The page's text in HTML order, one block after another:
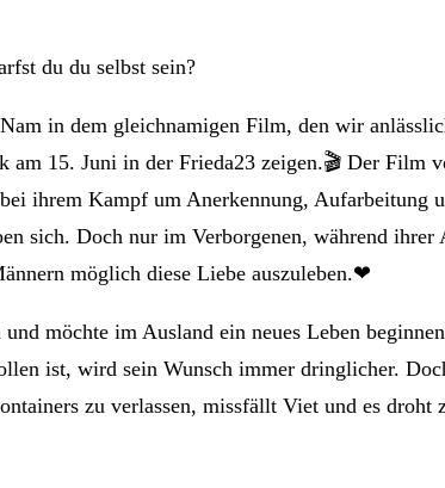
du du selbst sein?
in dem gleichnamigen Film, den wir
am 15. Juni in der Frieda23 zeigen.🎬 Der Film
ihrem Kampf um Anerkennung, Aufarbeitung
sich. Doch nur im Verborgenen, während
möglich diese Liebe auszuleben.❤
möchte im Ausland ein neues Leben
ist, wird sein Wunsch immer dringlicher.
zu verlassen, missfällt Viet und es droht